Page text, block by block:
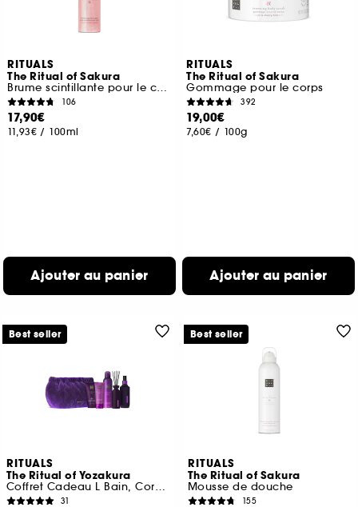
RITUALS
The Ritual of Sakura
Brume scintillante pour le corps
106
17,90€
11,93€ / 100ml
Ajouter au panier
RITUALS
The Ritual of Sakura
Gommage pour le corps
392
19,00€
7,60€ / 100g
Ajouter au panier
RITUALS
The Ritual of Yozakura
Coffret Cadeau L Bain, Corps & Maison
31
Best seller
RITUALS
The Ritual of Sakura
Mousse de douche
155
Best seller